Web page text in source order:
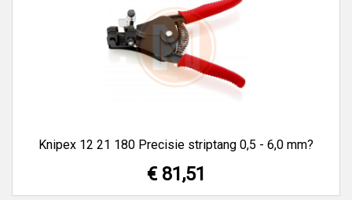
Knipex 12 21 180 Precisie striptang 0,5 - 6,0 mm?
€ 81,51